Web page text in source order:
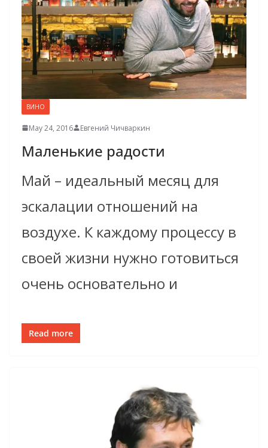
ВИНО
May 24, 2016 Евгений Чичваркин
Маленькие радости
Май – идеальный месяц для
эскалации отношений на
воздухе. К каждому процессу в
своей жизни нужно готовиться
очень основательно и
Read more